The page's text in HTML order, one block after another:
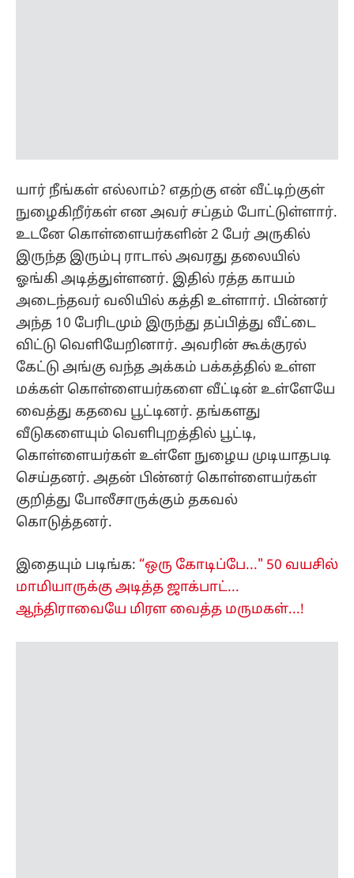
யார் நீங்கள் எல்லாம்? எதற்கு என் வீட்டிற்குள்
நுழைகிறீர்கள் என அவர் சப்தம் போட்டுள்ளார்.
உடனே கொள்ளையர்களின் 2 பேர் அருகில்
இருந்த இரும்பு ராடால் அவரது தலையில்
ஓங்கி அடித்துள்ளனர். இதில் ரத்த காயம்
அடைந்தவர் வலியில் கத்தி உள்ளார். பின்னர்
அந்த 10 பேரிடமும் இருந்து தப்பித்து வீட்டை
விட்டு வெளியேறினார். அவரின் கூக்குரல்
கேட்டு அங்கு வந்த அக்கம் பக்கத்தில் உள்ள
மக்கள் கொள்ளையர்களை வீட்டின் உள்ளேயே
வைத்து கதவை பூட்டினர். தங்களது
வீடுகளையும் வெளிபுறத்தில் பூட்டி,
கொள்ளையர்கள் உள்ளே நுழைய முடியாதபடி
செய்தனர். அதன் பின்னர் கொள்ளையர்கள்
குறித்து போலீசாருக்கும் தகவல்
கொடுத்தனர்.
இதையும் படிங்க: “ஒரு கோடிப்பே..." 50 வயசில்
மாமியாருக்கு அடித்த ஜாக்பாட்...
ஆந்திராவையே மிரள வைத்த மருமகள்...!